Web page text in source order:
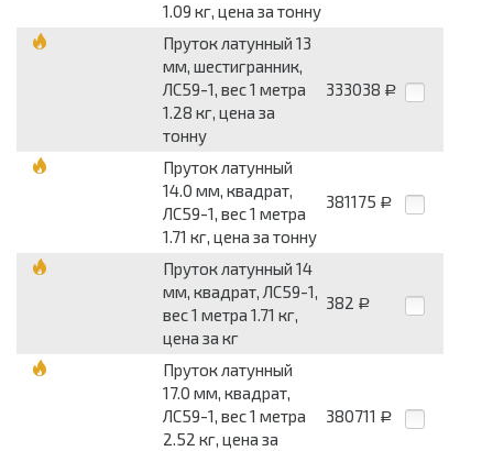
1.09 кг, цена за тонну
Пруток латунный 13
мм, шестигранник,
ЛС59-1, вес 1 метра
1.28 кг, цена за
тонну
333038 Р
Пруток латунный
14.0 мм, квадрат,
ЛС59-1, вес 1 метра
1.71 кг, цена за тонну
381175 Р
Пруток латунный 14
мм, квадрат, ЛС59-1,
вес 1 метра 1.71 кг,
цена за кг
382 Р
Пруток латунный
17.0 мм, квадрат,
ЛС59-1, вес 1 метра
2.52 кг, цена за
380711 Р